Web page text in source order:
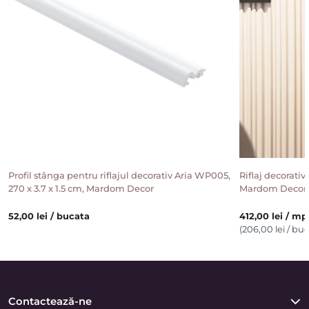
Profil stânga pentru riflajul decorativ Aria WP005,
270 x 3.7 x 1.5 cm, Mardom Decor
52,00 lei / bucata
Riflaj decorativ
Mardom Decor
412,00 lei / mp
(206,00 lei /
Contactează-ne